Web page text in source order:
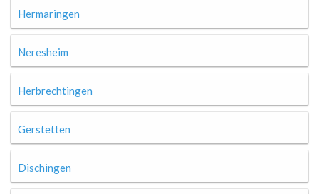
Hermaringen
Neresheim
Herbrechtingen
Gerstetten
Dischingen